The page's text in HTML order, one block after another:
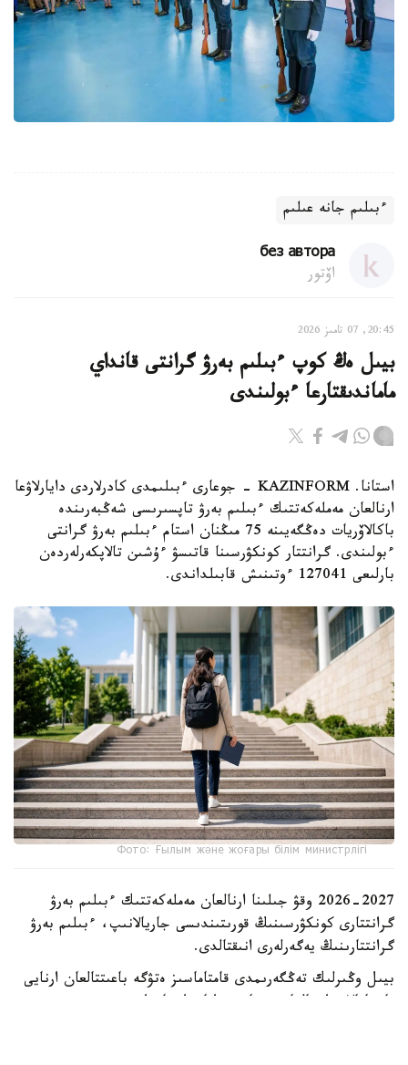
ءبىلىم جانە عىلىم
без автора
اۆتور
20:45, 07 تامىز 2026
بيىل ەڭ كوپ ءبىلىم بەرۋ گرانتى قانداي
ماماندىقتارعا ءبولىندى
استانا. KAZINFORM - جوعارى ءبىلىمدى كادرلاردى دايارلاۋعا
ارنالعان مەملەكەتتىك ءبىلىم بەرۋ تاپسىرىسى شەڭبەرىندە
باكالاۆريات دەڭگەيىنە 75 مىڭنان استام ءبىلىم بەرۋ گرانتى
ءبولىندى. گرانتتار كونكۋرسىنا قاتىسۋ ءۇشىن تالاپكەرلەردەن
بارلىعى 127041 ءوتىنىش قابىلداندى.
Фото: Ғылым және жоғары білім министрлігі
2026-2027 وقۋ جىلىنا ارنالعان مەملەكەتتىك ءبىلىم بەرۋ
گرانتتارى كونكۋرسىنىڭ قورىتىندىسى جاريالانىپ، ءبىلىم بەرۋ
گرانتتارىنىڭ يەگەرلەرى انىقتالدى.
بيىل وڭىرلىك تەڭگەرىمدى قامتاماسىز ەتۋگە باعىتتالعان ارنايى